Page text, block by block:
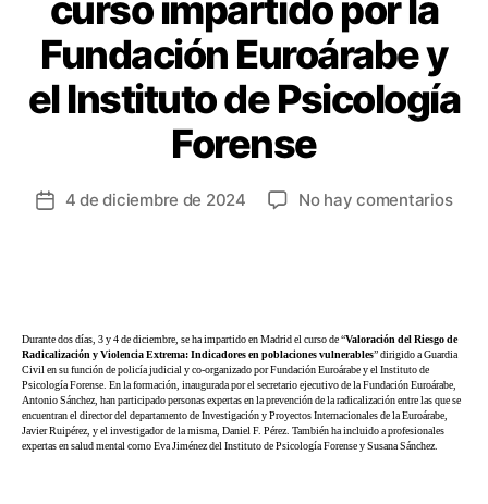
Fundación Euroárabe y
el Instituto de Psicología
Forense
4 de diciembre de 2024 No hay comentarios
Durante dos días, 3 y 4 de diciembre, se ha impartido en Madrid el curso de “Valoración del Riesgo de
Radicalización y Violencia Extrema: Indicadores en poblaciones vulnerables” dirigido a Guardia
Civil en su función de policía judicial y co-organizado por Fundación Euroárabe y el Instituto de
Psicología Forense. En la formación, inaugurada por el secretario ejecutivo de la Fundación Euroárabe,
Antonio Sánchez, han participado personas expertas en la prevención de la radicalización entre las que se
encuentran el director del departamento de Investigación y Proyectos Internacionales de la Euroárabe,
Javier Ruipérez, y el investigador de la misma, Daniel F. Pérez. También ha incluido a profesionales
expertas en salud mental como Eva Jiménez del Instituto de Psicología Forense y Susana Sánchez.